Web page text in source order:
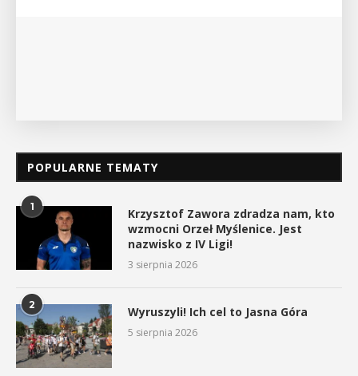
POPULARNE TEMATY
1
Krzysztof Zawora zdradza nam, kto
wzmocni Orzeł Myślenice. Jest
nazwisko z IV Ligi!
3 sierpnia 2026
2 Wyruszyli! Ich cel to Jasna Góra
5 sierpnia 2026